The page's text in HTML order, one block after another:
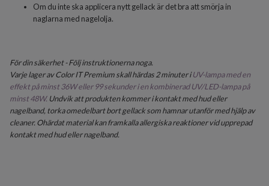
Om du inte ska applicera nytt gellack är det bra att smörja in
naglarna med nagelolja.
För din säkerhet - Följ instruktionerna noga.
Varje lager av Color IT Premium skall härdas 2 minuter iUV-lampa med en
effekt på minst 36W eller 99 sekunder i en kombinerad UV/LED-lampa på
minst 48W. Undvik att produkten kommer i kontakt med hud eller
nagelband, torka omedelbart bort gellack som hamnar utanför med hjälp av
cleaner. Ohärdat material kan framkalla allergiska reaktioner vid upprepad
kontakt med hud eller nagelband.